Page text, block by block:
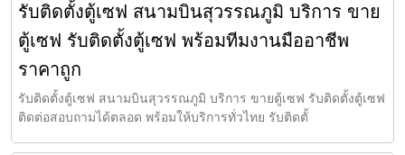
รับติดตั้งตู้เซฟ สนามบินสุวรรณภูมิ บริการ ขาย
ตู้เซฟ รับติดตั้งตู้เซฟ พร้อมทีมงานมืออาชีพ
ราคาถูก
รับติดตั้งตู้เซฟ สนามบินสุวรรณภูมิ บริการ ขายตู้เซฟ รับติดตั้งตู้เซฟ
ติดต่อสอบถามได้ตลอด พร้อมให้บริการทั่วไทย รับติดตั้